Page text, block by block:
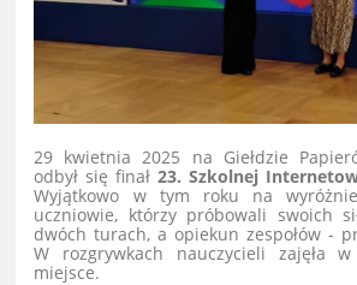
29 kwietnia 2025 na Giełdzie
odbył się finał23. Szkolnej
Wyjątkowo w tym roku na
uczniowie, którzy próbowali swoich
dwóch turach, a opiekun zespołów -
W rozgrywkach nauczycieli zajęła
miejsce.